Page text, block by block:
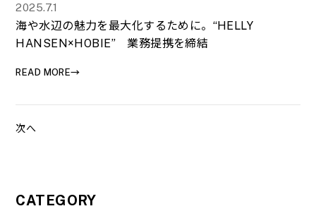
CATEGORY
2025.7.1
海や水辺の魅力を最大化するために。“HELLY
HANSEN×HOBIE” 業務提携を締結
READ MORE→
次へ